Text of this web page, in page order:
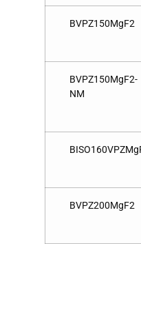
BVPZ150MgF2
BVPZ150MgF2-
NM
BVPZ200MgF2